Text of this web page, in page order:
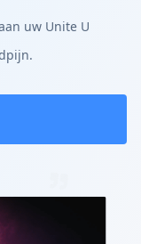
uw Unite U